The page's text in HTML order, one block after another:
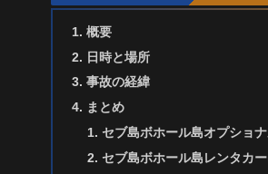
概要
日時と場所
事故の経緯
まとめ
セブ島ボホール島オプショ
セブ島ボホール島レンタカ